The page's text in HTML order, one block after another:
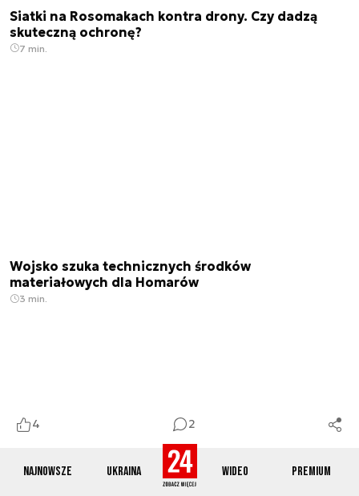
Najnowsze Ukraina Wideo Premium
4 2
Siatki na Rosomakach kontra drony. Czy dadzą
skuteczną ochronę?
7 min.
Wojsko szuka technicznych środków
materiałowych dla Homarów
3 min.